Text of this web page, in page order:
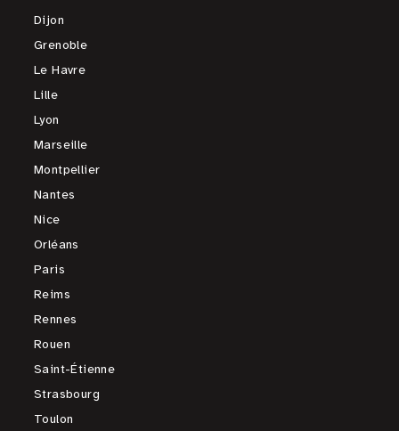
Dijon
Grenoble
Le Havre
Lille
Lyon
Marseille
Montpellier
Nantes
Nice
Orléans
Paris
Reims
Rennes
Rouen
Saint-Étienne
Strasbourg
Toulon